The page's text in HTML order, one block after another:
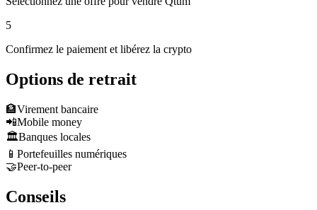
5
Confirmez le paiement et libérez la crypto
Options de retrait
🏦Virement bancaire
📲Mobile money
🏛️Banques locales
📱 Portefeuilles numériques
🤝Peer-to-peer
Conseils